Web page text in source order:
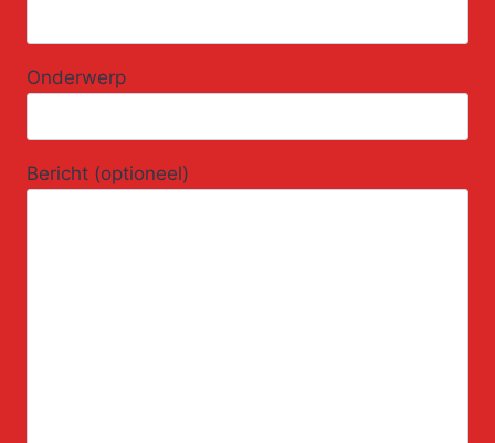
Onderwerp
Bericht (optioneel)